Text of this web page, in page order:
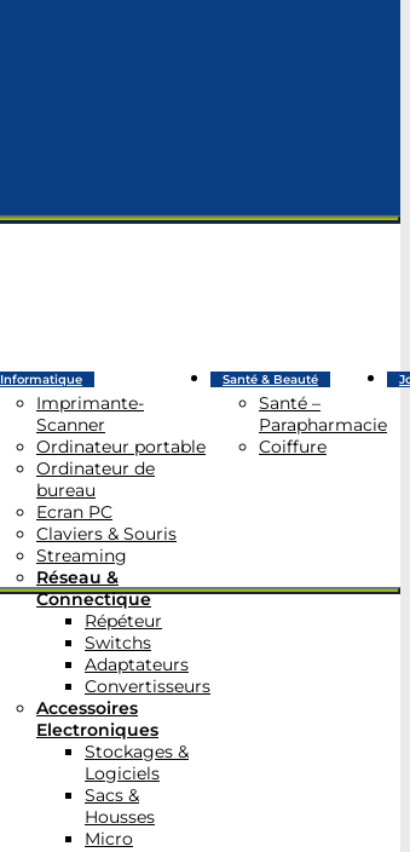
Informatique
Imprimante-
Scanner
Ordinateur portable
Ordinateur de
bureau
Ecran PC
Claviers & Souris
Streaming
Réseau &
Connectique
Répéteur
Switchs
Adaptateurs
Convertisseurs
Accessoires
Electroniques
Stockages &
Logiciels
Sacs &
Housses
Micro
Santé & Beauté
Santé –
Parapharmacie
Coiffure